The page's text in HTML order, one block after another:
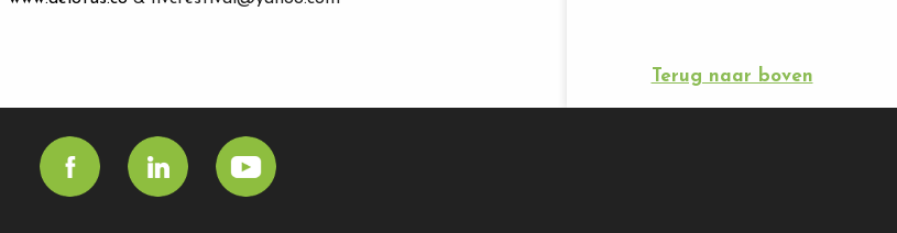
Terug naar boven